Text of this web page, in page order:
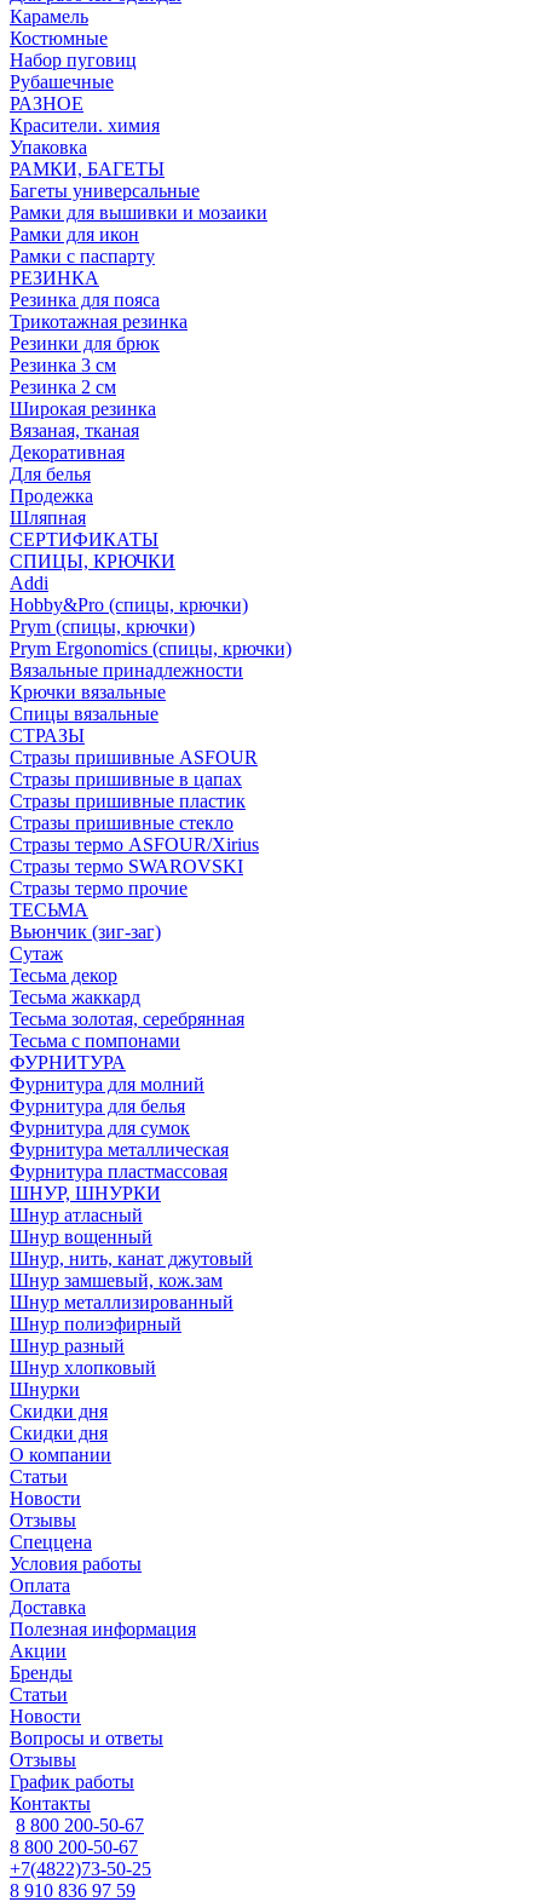
Карамель
Костюмные
Набор пуговиц
Рубашечные
РАЗНОЕ
Красители. химия
Упаковка
РАМКИ, БАГЕТЫ
Багеты универсальные
Рамки для вышивки и мозаики
Рамки для икон
Рамки с паспарту
РЕЗИНКА
Резинка для пояса
Трикотажная резинка
Резинки для брюк
Резинка 3 см
Резинка 2 см
Широкая резинка
Вязаная, тканая
Декоративная
Для белья
Продежка
Шляпная
СЕРТИФИКАТЫ
СПИЦЫ, КРЮЧКИ
Addi
Hobby&Pro (спицы, крючки)
Prym (спицы, крючки)
Prym Ergonomics (спицы, крючки)
Вязальные принадлежности
Крючки вязальные
Спицы вязальные
СТРАЗЫ
Стразы пришивные ASFOUR
Стразы пришивные в цапах
Стразы пришивные пластик
Стразы пришивные стекло
Стразы термо ASFOUR/Xirius
Стразы термо SWAROVSKI
Стразы термо прочие
ТЕСЬМА
Вьюнчик (зиг-заг)
Сутаж
Тесьма декор
Тесьма жаккард
Тесьма золотая, серебрянная
Тесьма с помпонами
ФУРНИТУРА
Фурнитура для молний
Фурнитура для белья
Фурнитура для сумок
Фурнитура металлическая
Фурнитура пластмассовая
ШНУР, ШНУРКИ
Шнур атласный
Шнур вощенный
Шнур, нить, канат джутовый
Шнур замшевый, кож.зам
Шнур металлизированный
Шнур полиэфирный
Шнур разный
Шнур хлопковый
Шнурки
Скидки дня
Скидки дня
О компании
Статьи
Новости
Отзывы
Спеццена
Условия работы
Оплата
Доставка
Полезная информация
Акции
Бренды
Статьи
Новости
Вопросы и ответы
Отзывы
График работы
Контакты
8 800 200-50-67
8 800 200-50-67
+7(4822)73-50-25
8 910 836 97 59